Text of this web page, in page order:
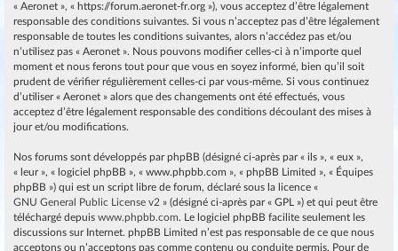
« Aeronet », « https://forum.aeronet-fr.org »), vous acceptez d’être légalement
responsable des conditions suivantes. Si vous n’acceptez pas d’être légalement
responsable de toutes les conditions suivantes, alors n’accédez pas et/ou
n’utilisez pas « Aeronet ». Nous pouvons modifier celles-ci à n’importe quel
moment et nous ferons tout pour que vous en soyez informé, bien qu’il soit
prudent de vérifier régulièrement celles-ci par vous-même. Si vous continuez
d’utiliser « Aeronet » alors que des changements ont été effectués, vous
acceptez d’être légalement responsable des conditions découlant des mises à
jour et/ou modifications.
Nos forums sont développés par phpBB (désigné ci-après par « ils », « eux »,
« leur », « logiciel phpBB », « www.phpbb.com », « phpBB Limited », « Équipes
phpBB ») qui est un script libre de forum, déclaré sous la licence «
GNU General Public License v2 » (désigné ci-après par « GPL ») et qui peut être
téléchargé depuis www.phpbb.com. Le logiciel phpBB facilite seulement les
discussions sur Internet. phpBB Limited n’est pas responsable de ce que nous
acceptons ou n’acceptons pas comme contenu ou conduite permis. Pour de